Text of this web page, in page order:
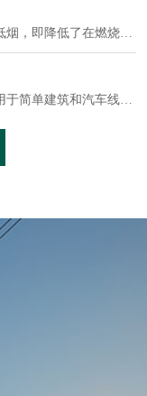
低烟无卤电力电缆是什么电缆？顾名思义：低烟，即降低了在燃烧时有害物体的产生；卤素对于人体来说是一种有毒气体，无卤就是没有毒气体的释放，通常是针对电缆遇火灾时而言的。低烟无卤电力电缆又可以称之为环保电缆，低烟无卤电缆大多数用于医院和对环境卫生要求比较严格的地方。
电缆线是用于电力传输的管路。电缆线普遍用于简单建筑和汽车线材，作为能源输送缆线，电缆线的复杂结构勿庸置疑。根据目标功能，电缆线具有以下一些特点：建筑用和车用线材要求轻质、大批量生产、价格低廉、具有相当的电学和力学性能和长时间的耐老化性能；工业用线材必须具有符合客户要求的性能；